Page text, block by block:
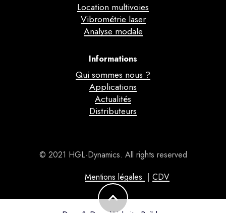
Location multivoies
Vibrométrie laser
Analyse modale
Informations
Qui sommes nous ?
Applications
Actualités
Distributeurs
© 2021 HGL-Dynamics. All rights reserved
Mentions légales | CDV